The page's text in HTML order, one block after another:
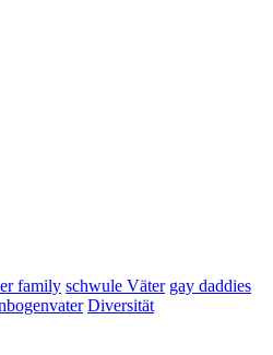
family schwule Väter gay daddies
Diversität